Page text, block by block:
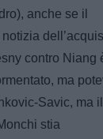
anche se il
contro Niang
ma
Savic, ma il
stia